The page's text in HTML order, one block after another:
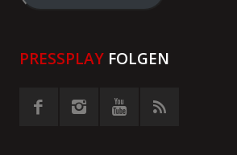
eingeben
PRESSPLAY FOLGEN